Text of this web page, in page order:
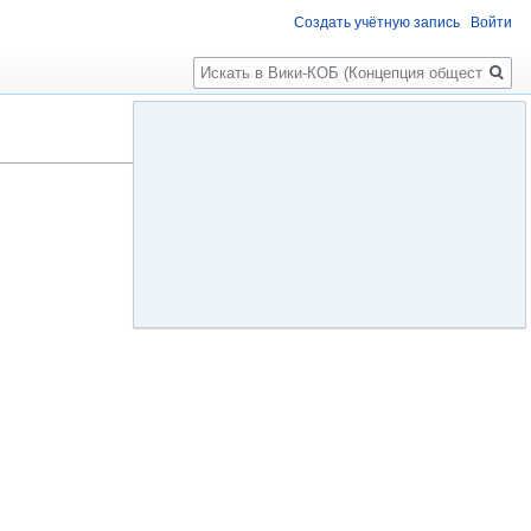
Создать учётную запись Войти
Поиск